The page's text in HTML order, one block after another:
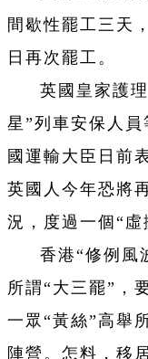
間歇性罷工三天
日再次罷工。
英國皇家護
星”列車安保人
國運輸大臣日前
英國人今年恐將
況，度過一個“虛
香港“修例風
所謂“大三罷”，
一眾“黃絲”高舉
陣營。怎料，移